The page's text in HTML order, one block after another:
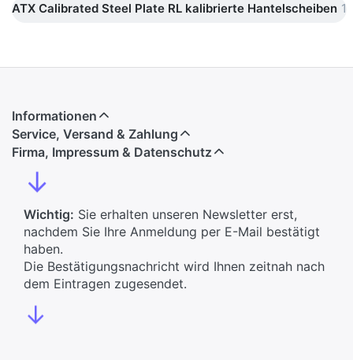
ATX Calibrated Steel Plate RL kalibrierte Hantelscheiben 1
Informationen
Service, Versand & Zahlung
Firma, Impressum & Datenschutz
↓
Wichtig: Sie erhalten unseren Newsletter erst,
nachdem Sie Ihre Anmeldung per E-Mail bestätigt
haben.
Die Bestätigungsnachricht wird Ihnen zeitnah nach
dem Eintragen zugesendet.
↓